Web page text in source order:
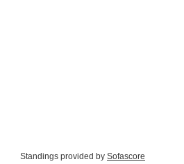
Standings provided by Sofascore